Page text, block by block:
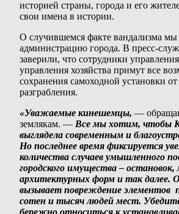
историей страны, города и его
свои имена в истории.
О случившемся факте вандализма
администрацию города. В пресс-
заверили, что сотрудники
управления хозяйства примут все
сохранения самоходной установки
разграбления.
«Уважаемые кинешемцы, —
землякам. — Все мы хотим, чтобы
выглядела современным и
Но последнее время фиксируется
количества случаев умышленного
городского имущества –
архитектурных форм и так далее.
вызывает повреждение элементов
сотен и тысяч людей мест.
бережно относиться к